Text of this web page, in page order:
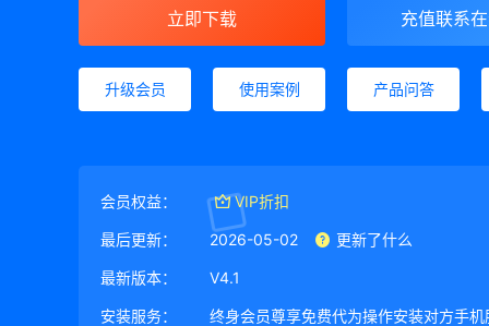
立即下载 充值联系
升级会员 使用案例 产品问答
会员权益： VIP折扣
最后更新： 2026-05-02 更新了什么
最新版本： V4.1
安装服务： 终身会员尊享免费代为操作安装对方手机